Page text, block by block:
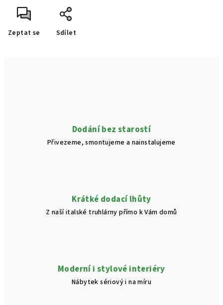
Zeptat se Sdílet
Dodání bez starostí
Přivezeme, smontujeme a nainstalujeme
Krátké dodací lhůty
Z naší italské truhlárny přímo k Vám domů
Moderní i stylové interiéry
Nábytek sériový i na míru